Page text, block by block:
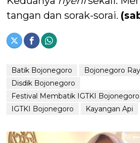
tangan dan sorak-sorai.
Batik Bojonegoro
Bojonegoro
Disdik Bojonegoro
Festival Membatik IGTKI Bojonegoro
IGTKI Bojonegoro
Kayangan Api